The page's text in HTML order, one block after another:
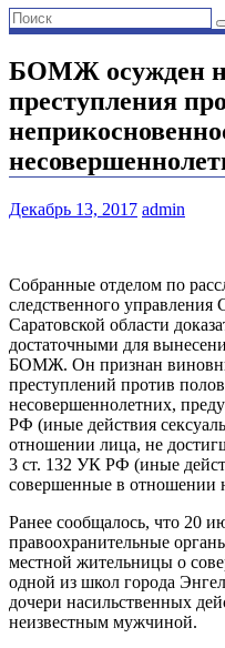
БОМЖ осужден
преступления
Декабрь 13, 2017 admin
Собранные отделом по
следственного
Саратовской области
достаточными для
БОМЖ. Он признан
преступлений против
несовершеннолетних,
РФ (иные действия
отношении лица, не
3 ст. 132 УК РФ (иные
совершенные в отношении
Ранее сообщалось, что 20
правоохранительные
местной жительницы о
одной из школ города
дочери насильственных
неизвестным мужчиной.